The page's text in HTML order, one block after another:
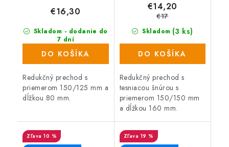
Skladom - dodanie do
7 dní
(25 ks)
€16,30
DO KOŠÍKA
Redukčný prechod s
priemerom 150/125 mm a
dĺžkou 80 mm.
Skladom (3 ks)
€14,20
€17
DO KOŠÍKA
Redukčný prechod s
tesniacou šnúrou s
priemerom 150/150 mm
a dĺžkou 160 mm.
10 %
19 %